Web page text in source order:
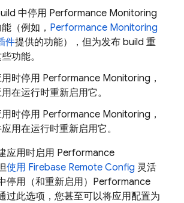
中停用 Performance Monitoring
（例如， Performance Monitoring
件提供的功能），但为发布 build 重
功能。
时停用 Performance Monitoring ，
在运行时重新启用它。
时停用 Performance Monitoring ，
用在运行时重新启用它。
应用时启用 Performance
使用 Firebase Remote Config 灵活
停用（和重新启用） Performance
过此选项，您甚至可以将应用配置为